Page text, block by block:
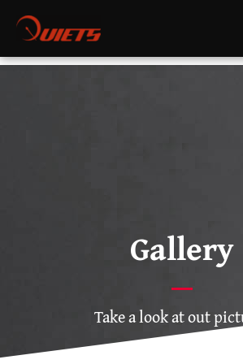
contenu
Gallery
Take a look at out